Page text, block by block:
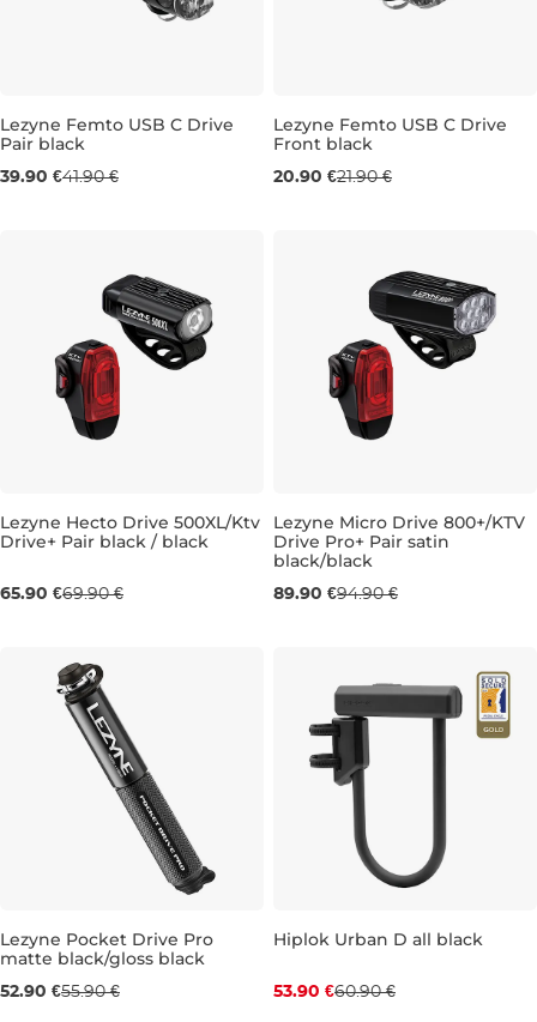
Lezyne Femto USB C Drive
Pair black
39.90 €41.90 €
Lezyne Femto USB C Drive
Front black
20.90 €21.90 €
Lezyne Hecto Drive 500XL/Ktv
Drive+ Pair black / black
65.90 €69.90 €
Lezyne Micro Drive 800+/KTV
Drive Pro+ Pair satin
black/black
89.90 €94.90 €
Lezyne Pocket Drive Pro
matte black/gloss black
52.90 €55.90 €
Hiplok Urban D all black
53.90 €60.90 €